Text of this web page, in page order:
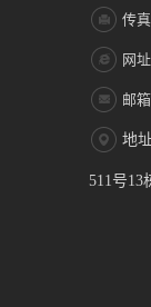
传
网
邮
地
511号13